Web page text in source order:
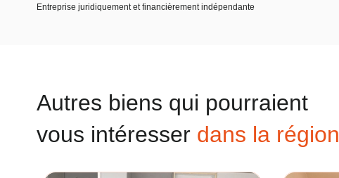
Entreprise juridiquement et financièrement indépendante
Autres biens qui pourraient
vous intéresser dans la région